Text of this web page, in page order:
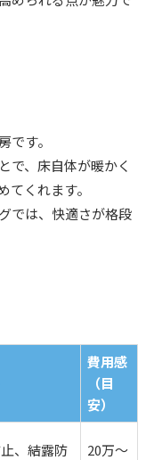
です。
で、床自体が暖かく
くれます。
では、快適さが格段
費用感
（目
安）
、結露防
20万～